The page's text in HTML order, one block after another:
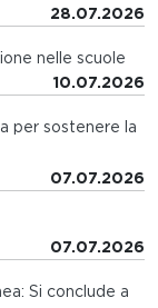
28.07.2026
nelle scuole
10.07.2026
per sostenere la
07.07.2026
07.07.2026
Si conclude a